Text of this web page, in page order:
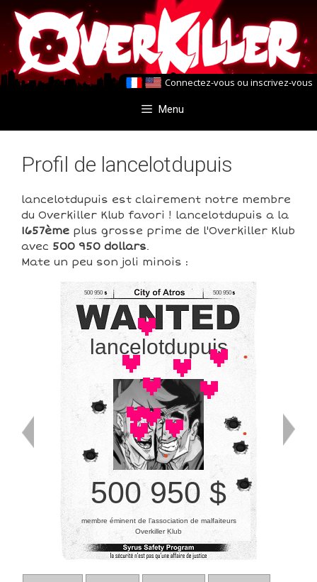
Aller
au
contenu
Aller
au
contenu
Connectez-vous ou inscrivez-vous
Menu
Profil de lancelotdupuis
lancelotdupuis est clairement notre membre
du Overkiller Klub favori ! lancelotdupuis a la
1657ème plus grosse prime de l'Overkiller Klub
avec 500 950 dollars.
Mate un peu son joli minois :
500 950
lancelotdupuis
500 950
500 950 $
membre éminent de l’association de malfaiteurs
Overkiller Klub